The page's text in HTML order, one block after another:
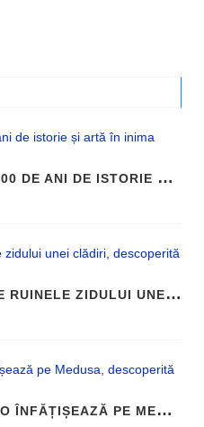
M
UZEUL BRUKENTHAL: 200 DE ANI DE ISTORIE ȘI ARTĂ ÎN INIMA SIBIULUI
S
TATUIE CUPRINSĂ ÎNTRE RUINELE ZIDULUI UNEI CLĂDIRI, DESCOPERITĂ LA FILIPI
M
ATRIȚA UNEI MĂȘTI CE O ÎNFĂȚIȘEAZĂ PE MEDUSA, DESCOPERITĂ ÎN SICILIA